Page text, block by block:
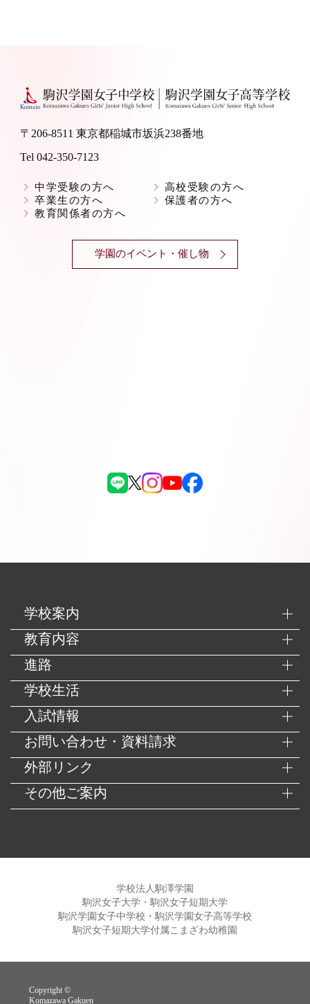
〒206-8511 東京都稲城市坂浜238番地
Tel 042-350-7123
中学受験の方へ
高校受験の方へ
卒業生の方へ
保護者の方へ
教育関係者の方へ
学園のイベント・催し物
学校案内
教育内容
進路
学校生活
入試情報
お問い合わせ・資料請求
外部リンク
その他ご案内
学校法人駒澤学園
駒沢女子大学・駒沢女子短期大学
駒沢学園女子中学校・駒沢学園女子高等学校
駒沢女子短期大学付属こまざわ幼稚園
Copyright ©
Komazawa Gakuen